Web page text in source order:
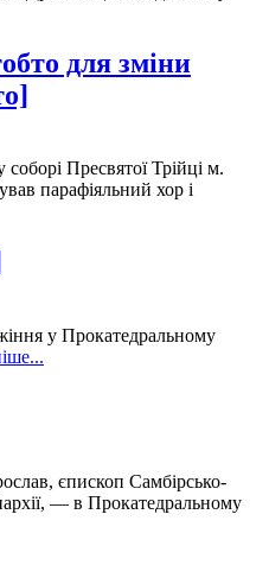
для зміни
Пресвятої Трійці м.
парафіяльний хор і
у Прокатедральному
єпископ Самбірсько-
— в Прокатедральному